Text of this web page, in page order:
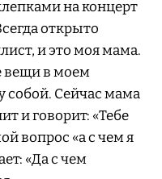
на концерт
открыто
и это моя мама.
вещи в моем
собой. Сейчас мама
и говорит: «Тебе
вопрос «а с чем я
«Да с чем